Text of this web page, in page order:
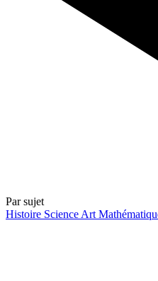
Par sujet
Histoire Science Art